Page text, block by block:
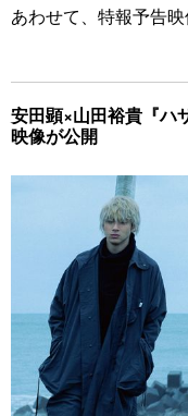
あわせて、特報予告映
安田顕×山田裕貴『ハ
映像が公開